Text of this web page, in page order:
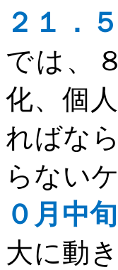
２１．
では、
化、個
ればな
らない
０月中旬
大に動